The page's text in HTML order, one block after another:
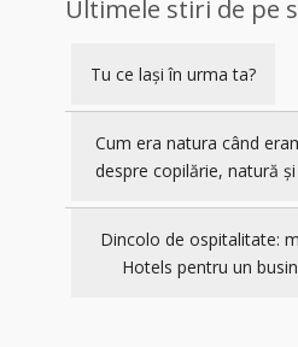
Ultimele stiri de pe
Tu ce lași în urma ta?
Cum era natura când
despre copilărie, natură
Dincolo de ospitalitate:
Hotels pentru un